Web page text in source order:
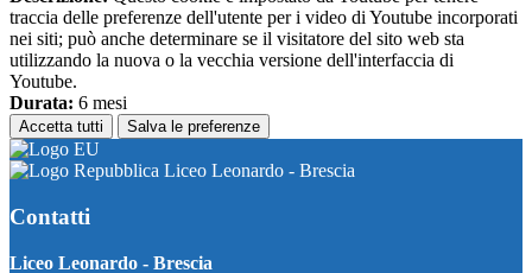
traccia delle preferenze dell'utente per i video di Youtube incorporati
nei siti; può anche determinare se il visitatore del sito web sta
utilizzando la nuova o la vecchia versione dell'interfaccia di
Youtube.
Durata: 6 mesi
Accetta tutti Salva le preferenze
Liceo Leonardo - Brescia
Contatti
Liceo Leonardo - Brescia